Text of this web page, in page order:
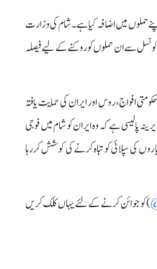
حملوں میں اضافہ کیا ہے۔شام کی وزارت
سے ان حملوں کو روکنے کے لیے فیصلہ
افواج، روس اور ایران کی حمایت یافتہ
پالیسی ہے کہ وہ ایران کو شام میں فوجی
کی سپلائی کو تباہ کرنے کی کوشش کررہا
) کو جوائن کرنے کے لئے یہاں کلک کریں